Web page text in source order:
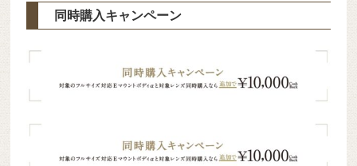
同時購入キャンペーン